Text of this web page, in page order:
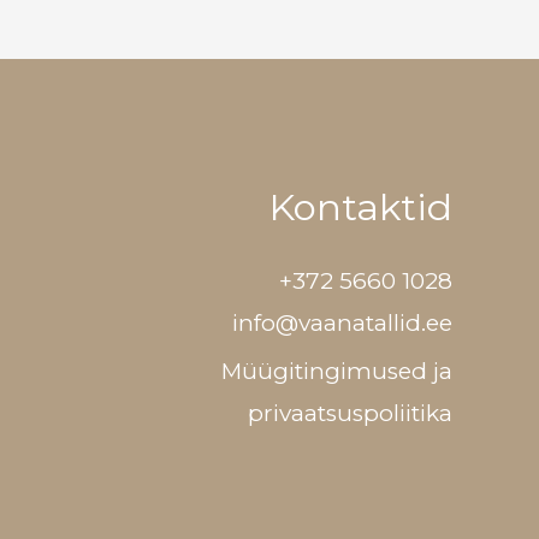
Kontaktid
+372 5660 1028
info@vaanatallid.ee
Müügitingimused ja
privaatsuspoliitika